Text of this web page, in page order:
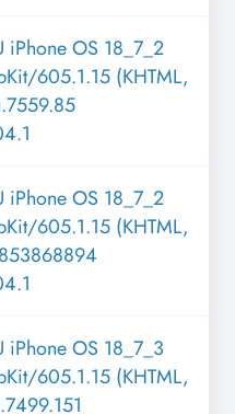
OS 18_7_2
605.1.15 (KHTML,
OS 18_7_2
605.1.15 (KHTML,
OS 18_7_3
605.1.15 (KHTML,